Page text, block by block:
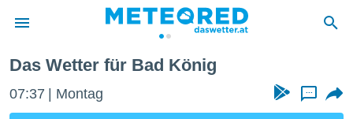
Das Wetter für Bad König
07:37 Montag ...